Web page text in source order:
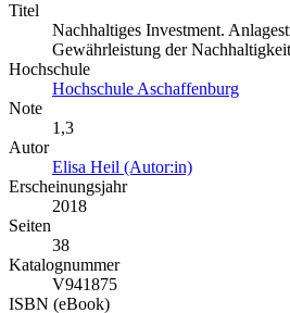
Titel
Nachhaltiges Investment.
Gewährleistung der
Hochschule
Hochschule Aschaffenburg
Note
1,3
Autor
Elisa Heil (Autor:in)
Erscheinungsjahr
2018
Seiten
38
Katalognummer
V941875
ISBN (eBook)